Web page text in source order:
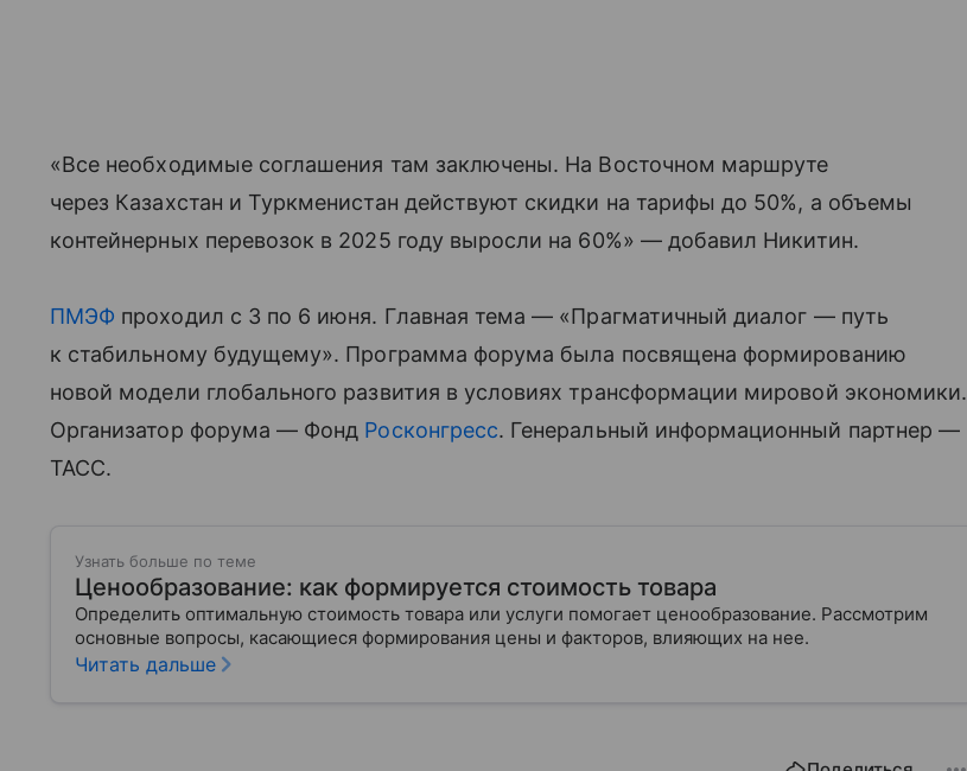
«Все необходимые соглашения там заключены. На Восточном маршруте
через Казахстан и Туркменистан действуют скидки на тарифы до 50%, а объемы
контейнерных перевозок в 2025 году выросли на 60%» — добавил Никитин.
ПМЭФ проходил с 3 по 6 июня. Главная тема — «Прагматичный диалог — путь
к стабильному будущему». Программа форума была посвящена формированию
новой модели глобального развития в условиях трансформации мировой экономики.
Организатор форума — Фонд Росконгресс. Генеральный информационный партнер —
ТАСС.
Узнать больше по теме
Ценообразование: как формируется стоимость товара
Определить оптимальную стоимость товара или услуги помогает ценообразование. Рассмотрим
основные вопросы, касающиеся формирования цены и факторов, влияющих на нее.
Читать дальше